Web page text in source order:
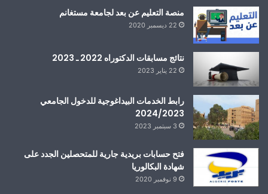
منصة التعليم عن بعد لجامعة مستغانم
22 ديسمبر 2020
نتائج مسابقات الدكتوراه 2022 ـ 2023
22 يناير 2023
رابط الخدمات البيداغوجية للدخول الجامعي
2024/2023
3 سبتمبر 2023
فتح حسابات بريدية جارية للمتحصلين الجدد على
شهادة البكالوريا
9 نوفمبر 2020